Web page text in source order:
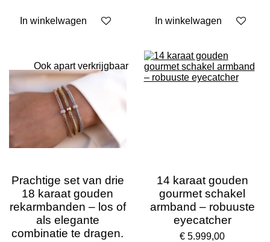
In winkelwagen In winkelwagen
Ook apart verkrijgbaar
Prachtige set van drie
18 karaat gouden
rekarmbanden – los of
als elegante
combinatie te dragen.
14 karaat gouden
gourmet schakel
armband – robuuste
eyecatcher
€ 5.999,00